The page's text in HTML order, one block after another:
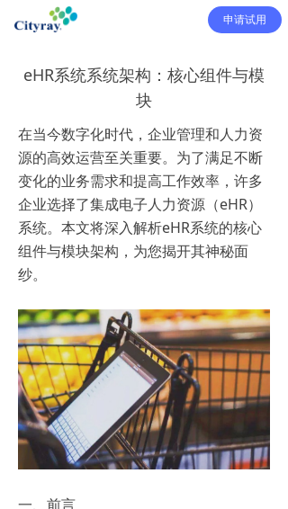
申请试用
eHR系统系统架构：核心组件与模
块
在当今数字化时代，企业管理和人力资
源的高效运营至关重要。为了满足不断
变化的业务需求和提高工作效率，许多
企业选择了集成电子人力资源（eHR）
系统。本文将深入解析eHR系统的核心
组件与模块架构，为您揭开其神秘面
纱。
一、前言